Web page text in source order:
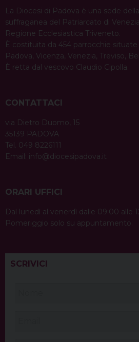
La Diocesi di Padova è una sede
suffraganea del Patriarcato di
Regione Ecclesiastica Triveneto.
È costituita da 454 parrocchie
Padova, Vicenza, Venezia, Treviso,
È retta dal vescovo Claudio Cipolla.
CONTATTACI
via Dietro Duomo, 15
35139 PADOVA
Tel. 049 8226111
Email: info@diocesipadova.it
ORARI UFFICI
Dal lunedì al venerdì dalle 09:00 alle
Pomeriggio solo su appuntamento.
SCRIVICI